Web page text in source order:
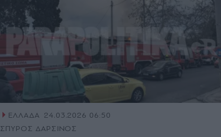
ΕΛΛΑΔΑ 24.03.2026 06:50
ΣΠΥΡΟΣ ΔΑΡΣΙΝΟΣ